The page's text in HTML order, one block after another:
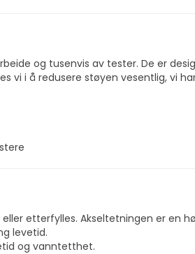
og tusenvis av tester. De er
vi i å redusere støyen vesentlig, vi
etterfylles. Akseltetningen er en
levetid.
og vanntetthet.